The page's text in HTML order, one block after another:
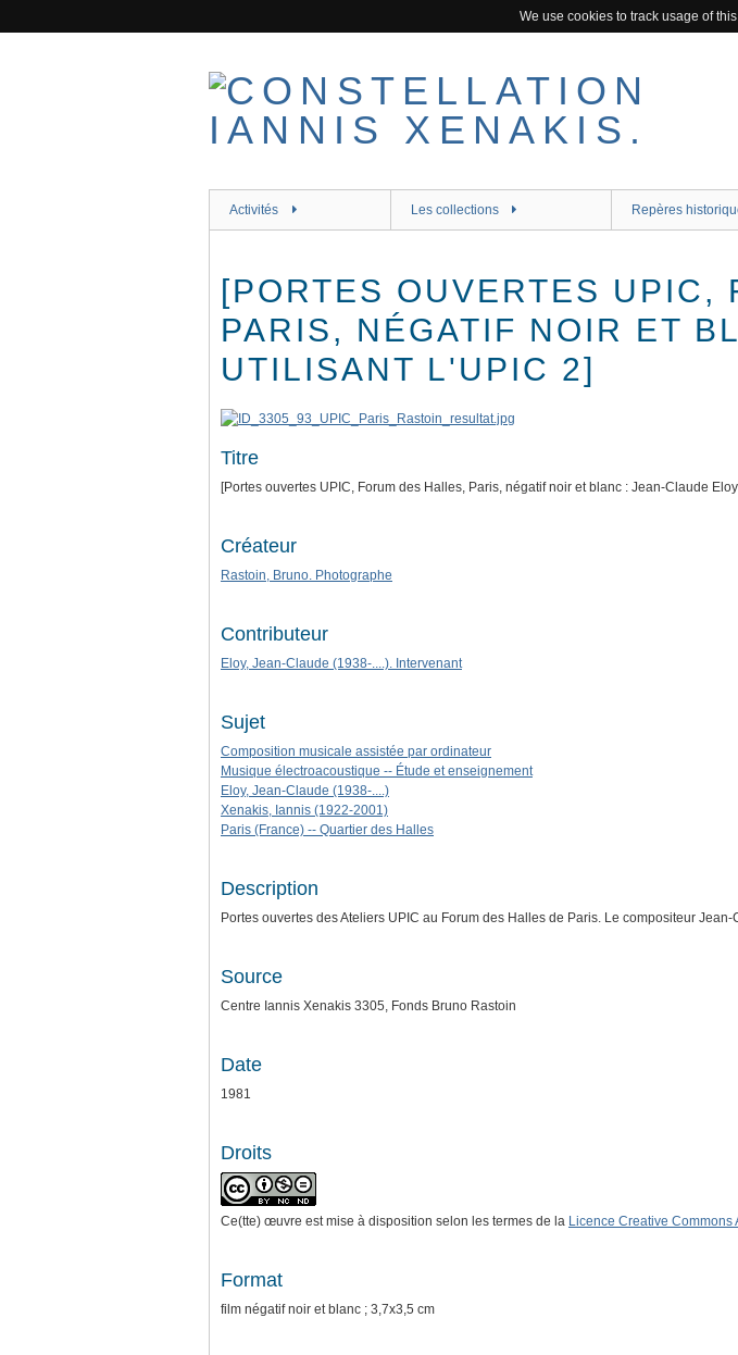
We use cookies to track usage of
Activités Les collections Repères
[PORTES OUVERTES UPIC,
PARIS, NÉGATIF NOIR ET
UTILISANT L'UPIC 2]
Titre
[Portes ouvertes UPIC, Forum des Halles, Paris, négatif noir et blanc : Jean-Claude
Créateur
Rastoin, Bruno. Photographe
Contributeur
Eloy, Jean-Claude (1938-....). Intervenant
Sujet
Composition musicale assistée par ordinateur
Musique électroacoustique -- Étude et enseignement
Eloy, Jean-Claude (1938-....)
Xenakis, Iannis (1922-2001)
Paris (France) -- Quartier des Halles
Description
Portes ouvertes des Ateliers UPIC au Forum des Halles de Paris. Le compositeur
Source
Centre Iannis Xenakis 3305, Fonds Bruno Rastoin
Date
1981
Droits
Ce(tte) œuvre est mise à disposition selon les termes de la Licence Creative
Format
film négatif noir et blanc ; 3,7x3,5 cm